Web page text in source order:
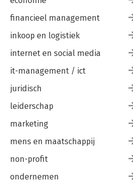
financieel management
inkoop en logistiek
internet en social media
it-management / ict
juridisch
leiderschap
marketing
mens en maatschappij
non-profit
ondernemen